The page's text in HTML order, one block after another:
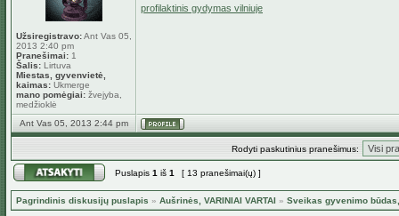
Užsiregistravo:Ant Vas 05,
2013 2:40 pm
Pranešimai: 1
Šalis: Lirtuva
Miestas, gyvenvietė,
kaimas: Ukmerge
mano pomėgiai: žvejyba,
medžioklė
profilaktinis gydymas vilniuje
Ant Vas 05, 2013 2:44 pm
Rodyti paskutinius pranešimus:
Puslapis 1 iš 1 [ 13 pranešimai(ų) ]
Pagrindinis diskusijų puslapis » Aušrinės, VARINIAI VARTAI » Sveikas gyvenimo